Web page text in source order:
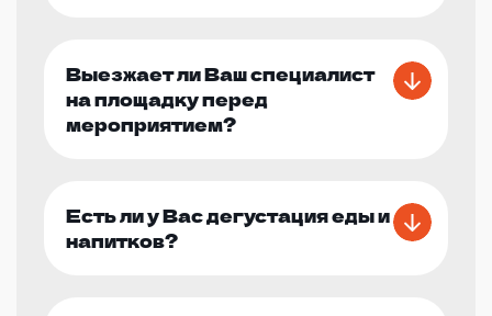
Выезжает ли Ваш специалист
на площадку перед
мероприятием?
Есть ли у Вас дегустация еды и
напитков?